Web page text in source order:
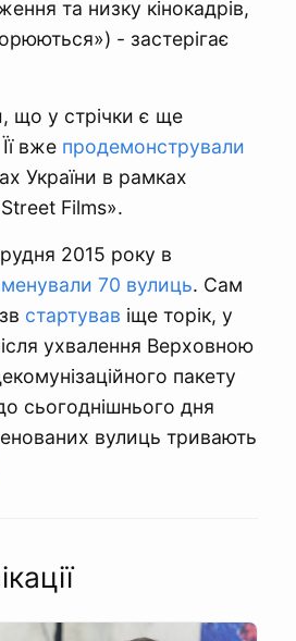
та низку кінокадрів,
- застерігає
що у стрічки є ще
вже продемонстрували
України в рамках
Films».
2015 року в
70 вулиць. Сам
стартував іще торік, у
ухвалення Верховною
пакету
сьогоднішнього дня
вулиць тривають